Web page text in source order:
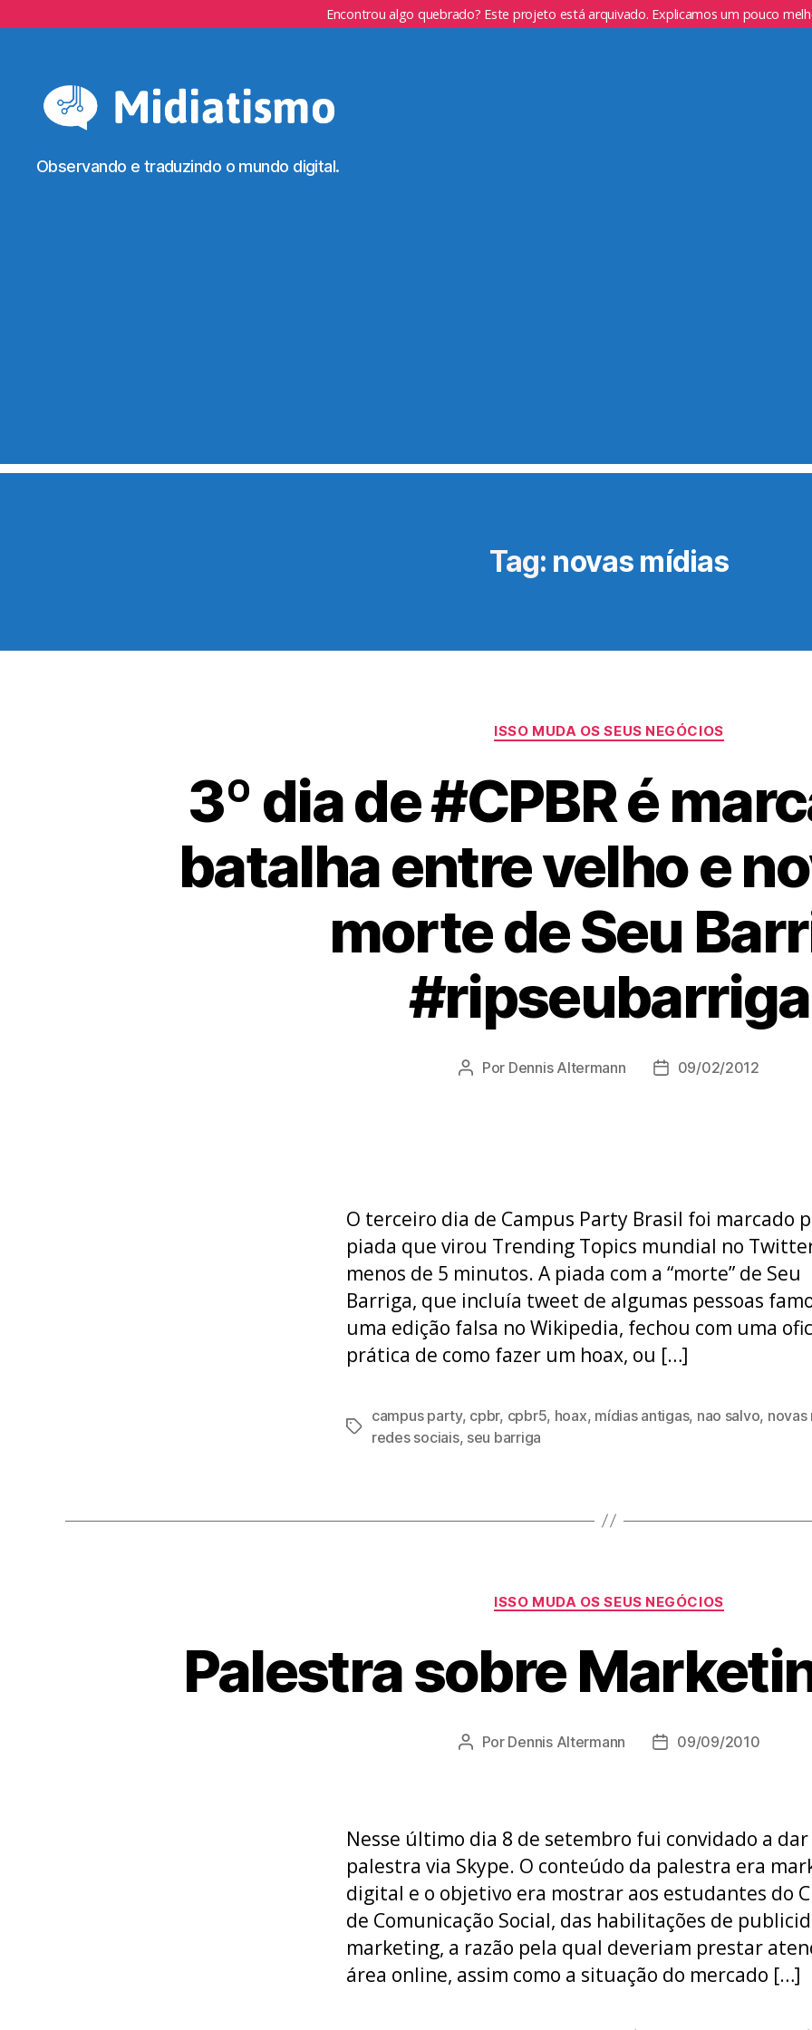
Encontrou algo quebrado? Este projeto está arquivado. Explicamos um pouco
Observando e traduzindo o mundo digital.
Tag: novas mídias
Categorias
ISSO MUDA OS SEUS NEGÓCIOS
3º dia de #CPBR é
batalha entre velho e
morte de Seu
#ripseubarriga
Autor
Por Dennis Altermann
Data09/02/2012
O terceiro dia de Campus Party Brasil foi marcado
piada que virou Trending Topics mundial no
menos de 5 minutos. A piada com a “morte” de Seu
Barriga, que incluía tweet de algumas pessoas
uma edição falsa no Wikipedia, fechou com uma
prática de como fazer um hoax, ou […]
Tags
campus party, cpbr, cpbr5, hoax, mídias antigas, nao salvo, novas
redes sociais, seu barriga
Categorias
ISSO MUDA OS SEUS NEGÓCIOS
Palestra sobre
Autor
Por Dennis Altermann
Data09/09/2010
Nesse último dia 8 de setembro fui convidado a
palestra via Skype. O conteúdo da palestra era
digital e o objetivo era mostrar aos estudantes do
de Comunicação Social, das habilitações de
marketing, a razão pela qual deveriam prestar
área online, assim como a situação do mercado […]